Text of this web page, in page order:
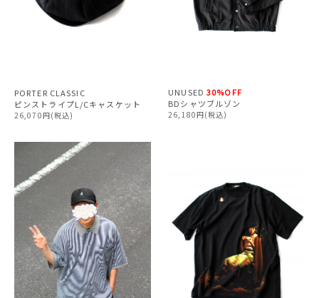
PORTER CLASSIC
ピンストライプL/Cキャスケット
26,070円(税込)
UNUSED30%OFF
BDシャツブルゾン
26,180円(税込)